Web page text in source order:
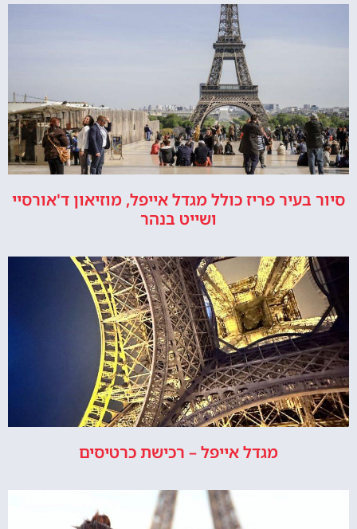
סיור בעיר פריז כולל מגדל אייפל, מוזיאון ד'אורסיי
ושייט בנהר
מגדל אייפל – רכישת כרטיסים